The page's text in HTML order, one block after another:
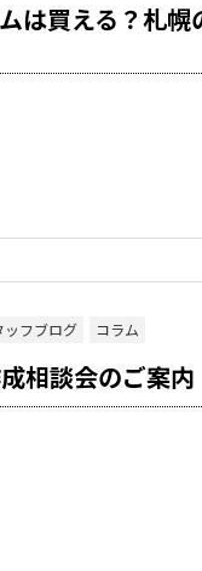
は買える？札
ッフブログ コラム
相談会のご案内